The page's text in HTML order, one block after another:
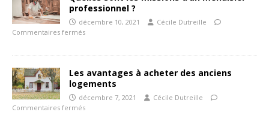
professionnel ?
décembre 10, 2021
Cécile Dutreille
Commentaires fermés
Les avantages à acheter des anciens
logements
décembre 7, 2021
Cécile Dutreille
Commentaires fermés